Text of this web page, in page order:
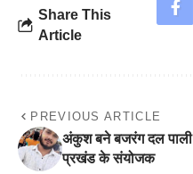
Share This
Article
PREVIOUS ARTICLE
अंकुश बने बजरंग दल पाली
प्रखंड के संयोजक